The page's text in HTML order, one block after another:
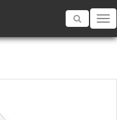
Toggle